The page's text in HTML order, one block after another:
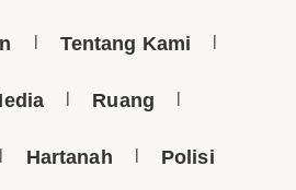
Tentang Kami
Ruang
Hartanah Polisi